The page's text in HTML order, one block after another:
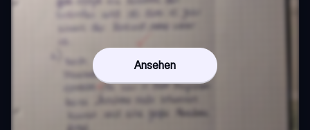
Ansehen